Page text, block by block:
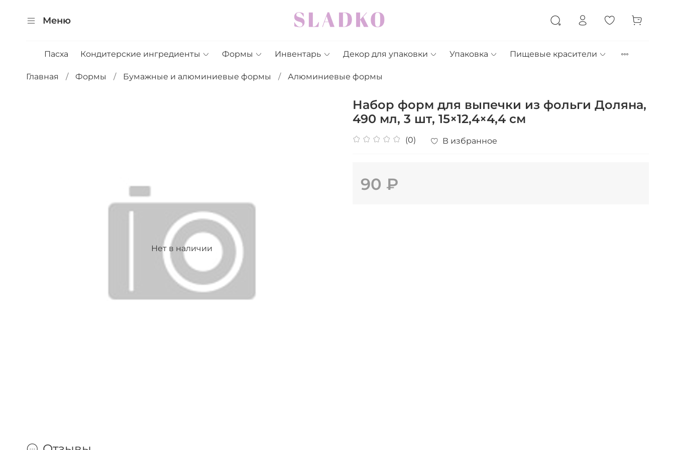
Меню
Пасха Кондитерские ингредиенты Формы Инвентарь Декор для упаковки Упаковка Пищевые красители
Главная Формы Бумажные и алюминиевые формы Алюминиевые формы
Нет в наличии
Набор форм для выпечки из фольги Доляна,
490 мл, 3 шт, 15×12,4×4,4 см
(0) В избранное
90 ₽